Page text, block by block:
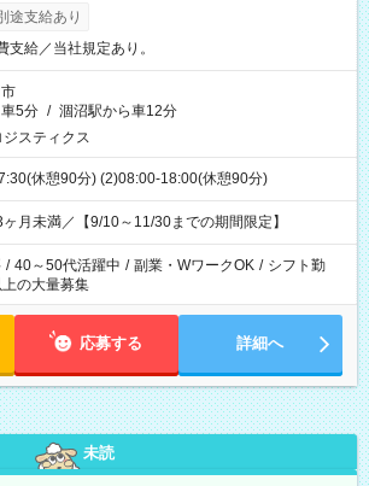
途支給あり
支給／当社規定あり。
5分 / 涸沼駅から車12分
スティクス
休憩90分) (2)08:00-18:00(休憩90分)
月未満／【9/10～11/30までの期間限定】
/ 40～50代活躍中 / 副業・WワークOK / シフト勤
の大量募集
応募する 詳細へ
未読